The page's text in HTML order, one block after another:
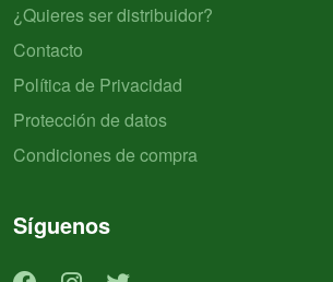
¿Quieres ser distribuidor?
Contacto
Política de Privacidad
Protección de datos
Condiciones de compra
Síguenos